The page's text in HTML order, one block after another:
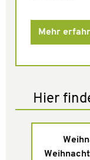
Mehr
Hier